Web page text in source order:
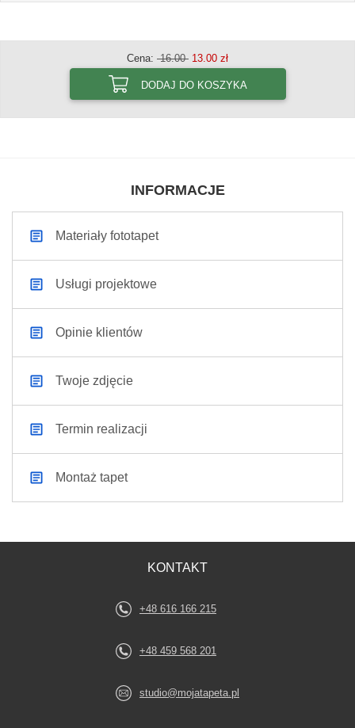
Cena: 16.00 13.00 zł
DODAJ DO KOSZYKA
INFORMACJE
Materiały fototapet
Usługi projektowe
Opinie klientów
Twoje zdjęcie
Termin realizacji
Montaż tapet
KONTAKT
+48 616 166 215
+48 459 568 201
studio@mojatapeta.pl